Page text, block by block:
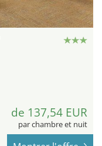
de 137,54 EUR
par chambre et nuit